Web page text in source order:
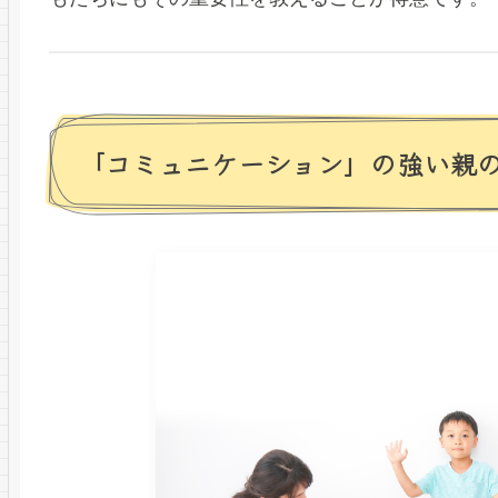
「コミュニケーション」の強い親